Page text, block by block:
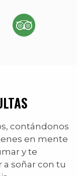
contándonos
en mente
y te
soñar con tu